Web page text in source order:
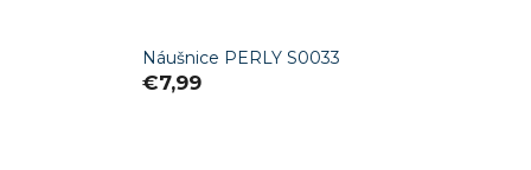
Náušnice PERLY S0033
€7,99